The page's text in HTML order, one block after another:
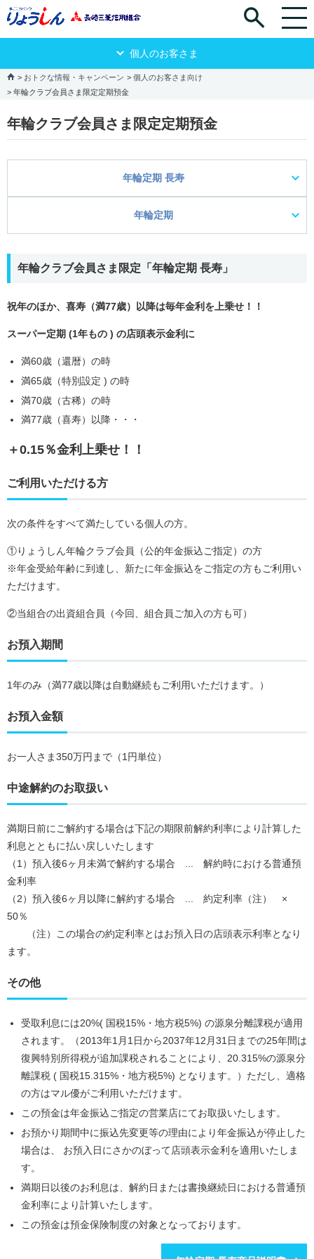
個人のお客さま
おトクな情報・キャンペーン
個人のお客さま向け
年輪クラブ会員さま限定定期預金
年輪クラブ会員さま限定定期預金
年輪定期 長寿
年輪定期
年輪クラブ会員さま限定「年輪定期 長寿」
祝年のほか、喜寿（満77歳）以降は毎年金利を上乗せ！！
スーパー定期 (1年もの ) の店頭表示金利に
満60歳（還暦）の時
満65歳（特別設定 ) の時
満70歳（古稀）の時
満77歳（喜寿）以降・・・
＋0.15％金利上乗せ！！
ご利用いただける方
次の条件をすべて満たしている個人の方。
①りょうしん年輪クラブ会員（公的年金振込ご指定）の方
※年金受給年齢に到達し、新たに年金振込をご指定の方もご利用い
ただけます。
②当組合の出資組合員（今回、組合員ご加入の方も可）
お預入期間
1年のみ（満77歳以降は自動継続もご利用いただけます。）
お預入金額
お一人さま350万円まで（1円単位）
中途解約のお取扱い
満期日前にご解約する場合は下記の期限前解約利率により計算した
利息とともに払い戻しいたします
（1）預入後6ヶ月未満で解約する場合 ... 解約時における普通預
金利率
（2）預入後6ヶ月以降に解約する場合 ... 約定利率（注） ×
50％
（注）この場合の約定利率とはお預入日の店頭表示利率となり
ます。
その他
受取利息には20%( 国税15%・地方税5%) の源泉分離課税が適用
されます。（2013年1月1日から2037年12月31日までの25年間は
復興特別所得税が追加課税されることにより、20.315%の源泉分
離課税 ( 国税15.315%・地方税5%) となります。）ただし、適格
の方はマル優がご利用いただけます。
この預金は年金振込ご指定の営業店にてお取扱いたします。
お預かり期間中に振込先変更等の理由により年金振込が停止した
場合は、 お預入日にさかのぼって店頭表示金利を適用いたしま
す。
満期日以後のお利息は、解約日または書換継続日における普通預
金利率により計算いたします。
この預金は預金保険制度の対象となっております。